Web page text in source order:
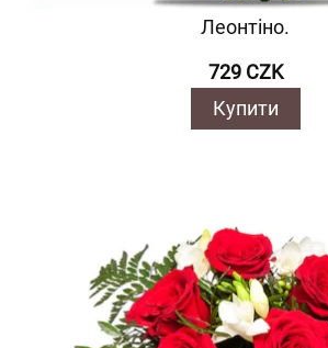
Леонтіно.
729 CZK
Купити